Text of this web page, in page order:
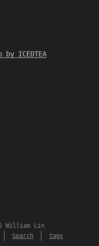
ICEDTEA
William Lin
Search tags